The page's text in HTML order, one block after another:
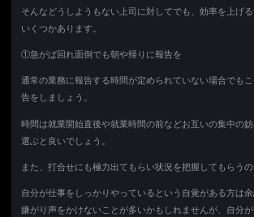
そんなどうしようもない上司に対してでも、効率を上げ
いくつかあります。
①急がば回れ面倒でも朝や帰りに報告を
通常の業務に報告する時間が定められていない場合でも
告をしましょう。
時間は就業開始直後や就業時間の前などお互いの集中の
選ぶと良いでしょう。
また、打合せにも極力出てもらい状況を把握してもらうの
自分が仕事をしっかりやっているという自覚がある方は
嫌がり声をかけないことが多いかもしれませんが、自分